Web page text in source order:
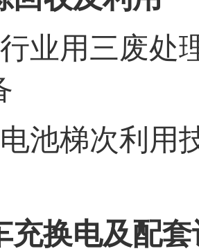
业用三废处
池梯次利用
充换电及配